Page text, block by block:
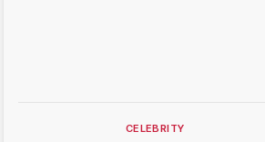
CELEBRITY